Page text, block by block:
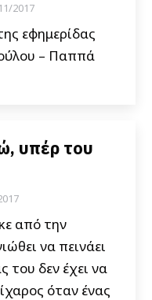
2017
εφημερίδας
– Παππά
υπέρ του
από την
να πεινάει
του δεν έχει να
όταν ένας